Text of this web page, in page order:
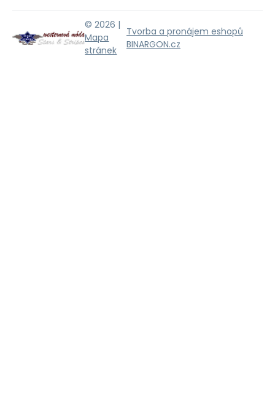
© 2026 |
Mapa
stránek
Tvorba a pronájem eshopů
BINARGON.cz